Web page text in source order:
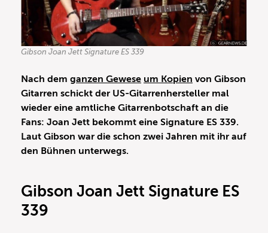
Gibson Joan Jett Signature ES 339
Nach dem ganzen Gewese um Kopien von Gibson
Gitarren schickt der US-Gitarrenhersteller mal
wieder eine amtliche Gitarrenbotschaft an die
Fans: Joan Jett bekommt eine Signature ES 339.
Laut Gibson war die schon zwei Jahren mit ihr auf
den Bühnen unterwegs.
Gibson Joan Jett Signature ES
339